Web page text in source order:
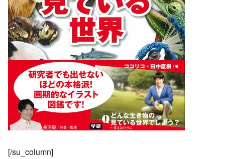
[/su_column]